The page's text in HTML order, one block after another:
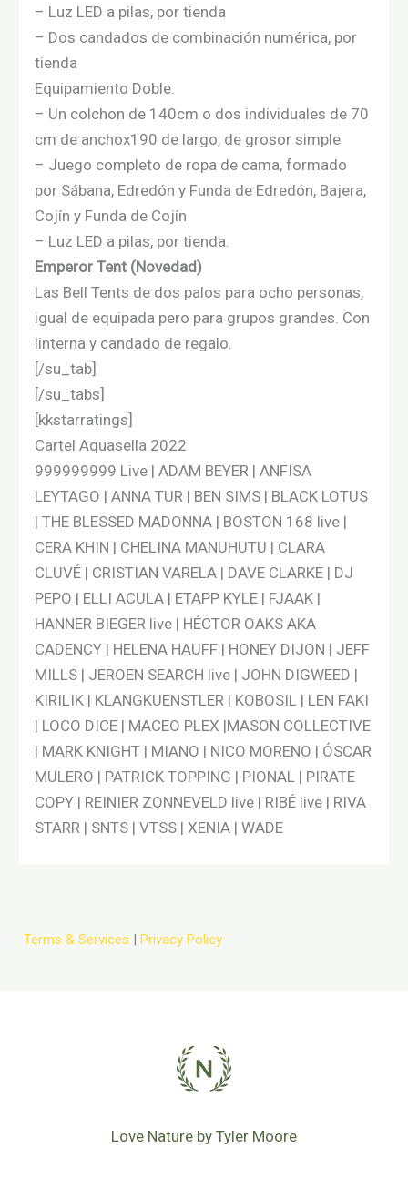
– Luz LED a pilas, por tienda
– Dos candados de combinación numérica, por
tienda
Equipamiento Doble:
– Un colchon de 140cm o dos individuales de 70
cm de anchox190 de largo, de grosor simple
– Juego completo de ropa de cama, formado
por Sábana, Edredón y Funda de Edredón, Bajera,
Cojín y Funda de Cojín
– Luz LED a pilas, por tienda.
Emperor Tent (Novedad)
Las Bell Tents de dos palos para ocho personas,
igual de equipada pero para grupos grandes. Con
linterna y candado de regalo.
[/su_tab]
[/su_tabs]
[kkstarratings]
Cartel Aquasella 2022
999999999 Live | ADAM BEYER | ANFISA
LEYTAGO | ANNA TUR | BEN SIMS | BLACK LOTUS
| THE BLESSED MADONNA | BOSTON 168 live |
CERA KHIN | CHELINA MANUHUTU | CLARA
CLUVÉ | CRISTIAN VARELA | DAVE CLARKE | DJ
PEPO | ELLI ACULA | ETAPP KYLE | FJAAK |
HANNER BIEGER live | HÉCTOR OAKS AKA
CADENCY | HELENA HAUFF | HONEY DIJON | JEFF
MILLS | JEROEN SEARCH live | JOHN DIGWEED |
KIRILIK | KLANGKUENSTLER | KOBOSIL | LEN FAKI
| LOCO DICE | MACEO PLEX |MASON COLLECTIVE
| MARK KNIGHT | MIANO | NICO MORENO | ÓSCAR
MULERO | PATRICK TOPPING | PIONAL | PIRATE
COPY | REINIER ZONNEVELD live | RIBÉ live | RIVA
STARR | SNTS | VTSS | XENIA | WADE
Terms & Services |Privacy Policy
Love Nature by Tyler Moore